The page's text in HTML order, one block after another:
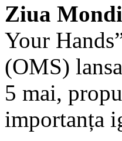
Ziua
Your
(OMS)
5 mai,
importanța